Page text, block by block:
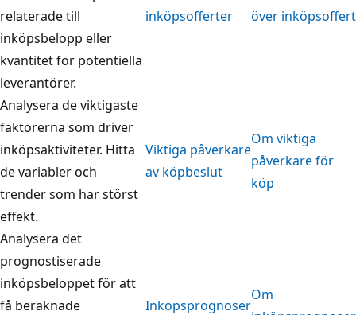
relaterade till
inköpsbelopp eller
kvantitet för potentiella
leverantörer.
inköpsofferter
över inköpsoffert
Analysera de viktigaste
faktorerna som driver
inköpsaktiviteter. Hitta
de variabler och
trender som har störst
effekt.
Viktiga påverkare
av köpbeslut
Om viktiga
påverkare för
köp
Analysera det
prognostiserade
inköpsbeloppet för att
få beräknade
Inköpsprognoser
Om